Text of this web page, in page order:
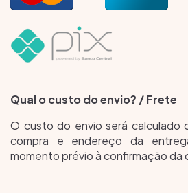
Qual o custo do envio? / Frete
O custo do envio será calculado
compra e endereço da
momento prévio à confirmação da